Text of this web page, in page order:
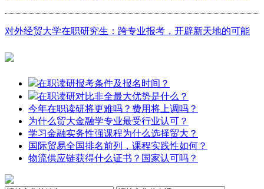
对外经贸大学在职研究生：跨专业报考，开辟新天地的可能
在职读研报考条件及报名时间？
在职读研对比非全最大优势是什么？
今年在职读研将更难吗？费用将上调吗？
为什么贸大金融学专业最受行业认可？
学习金融实务性强课程为什么选择贸大？
国际贸易全国排名前列，课程实践性如何？
物流供应链获得什么证书？国家认可吗？